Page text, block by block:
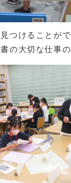
つけることが
の大切な仕事の